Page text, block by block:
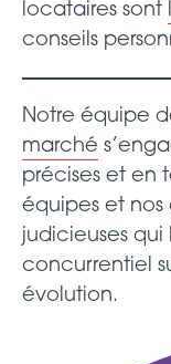
locataires sont
conseils
Notre équipe
marché
précises et en
équipes et nos
judicieuses
concurrentiel
évolution.